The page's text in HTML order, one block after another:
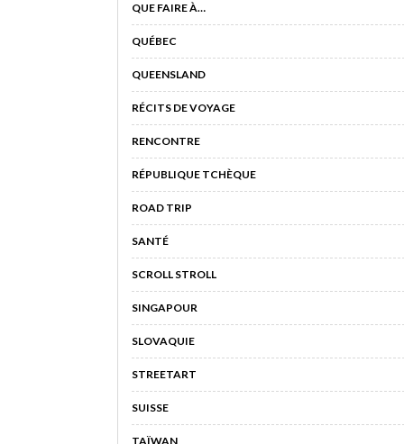
QUE FAIRE À…
QUÉBEC
QUEENSLAND
RÉCITS DE VOYAGE
RENCONTRE
RÉPUBLIQUE TCHÈQUE
ROAD TRIP
SANTÉ
SCROLL STROLL
SINGAPOUR
SLOVAQUIE
STREETART
SUISSE
TAÏWAN